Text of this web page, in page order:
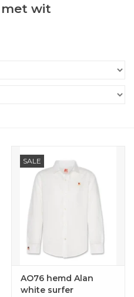
wit
SALE
AO76 hemd Alan
white surfer